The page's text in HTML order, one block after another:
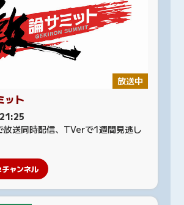
放送中
ット
放送同時配信、TVerで1週間見逃し
チャンネル